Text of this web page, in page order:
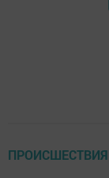
ПРОИСШЕСТВИЯ